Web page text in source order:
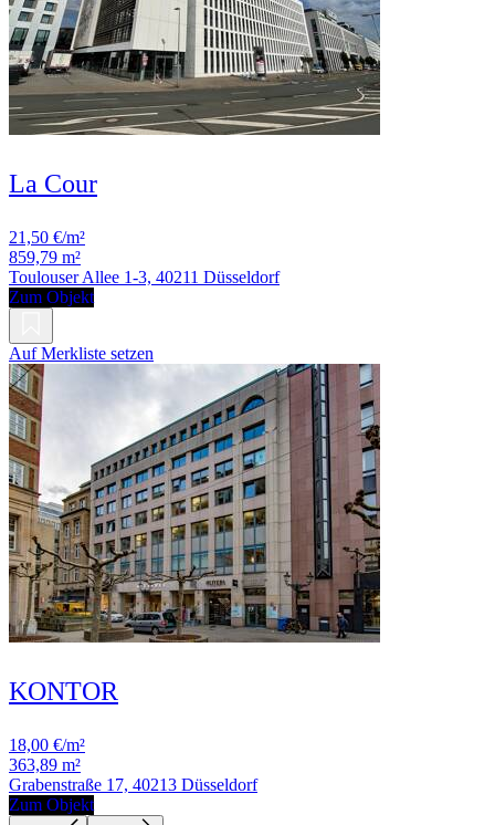
La Cour
21,50 €/m²
859,79 m²
Toulouser Allee 1-3, 40211 Düsseldorf
Zum Objekt
Auf Merkliste setzen
KONTOR
18,00 €/m²
363,89 m²
Grabenstraße 17, 40213 Düsseldorf
Zum Objekt